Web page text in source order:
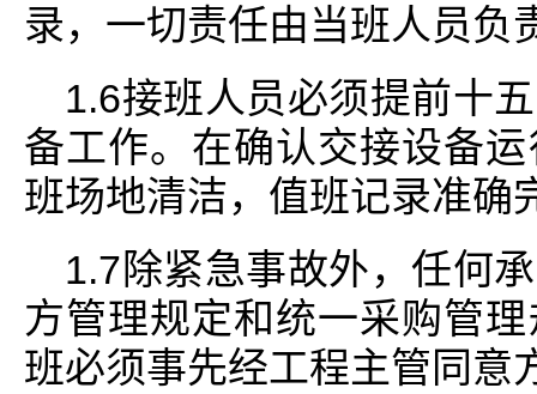
录，一切责任由当班人员负
1.6接班人员必须提前十
备工作。在确认交接设备
班场地清洁，值班记录准确
1.7除紧急事故外，任何
方管理规定和统一采购管
班必须事先经工程主管同意